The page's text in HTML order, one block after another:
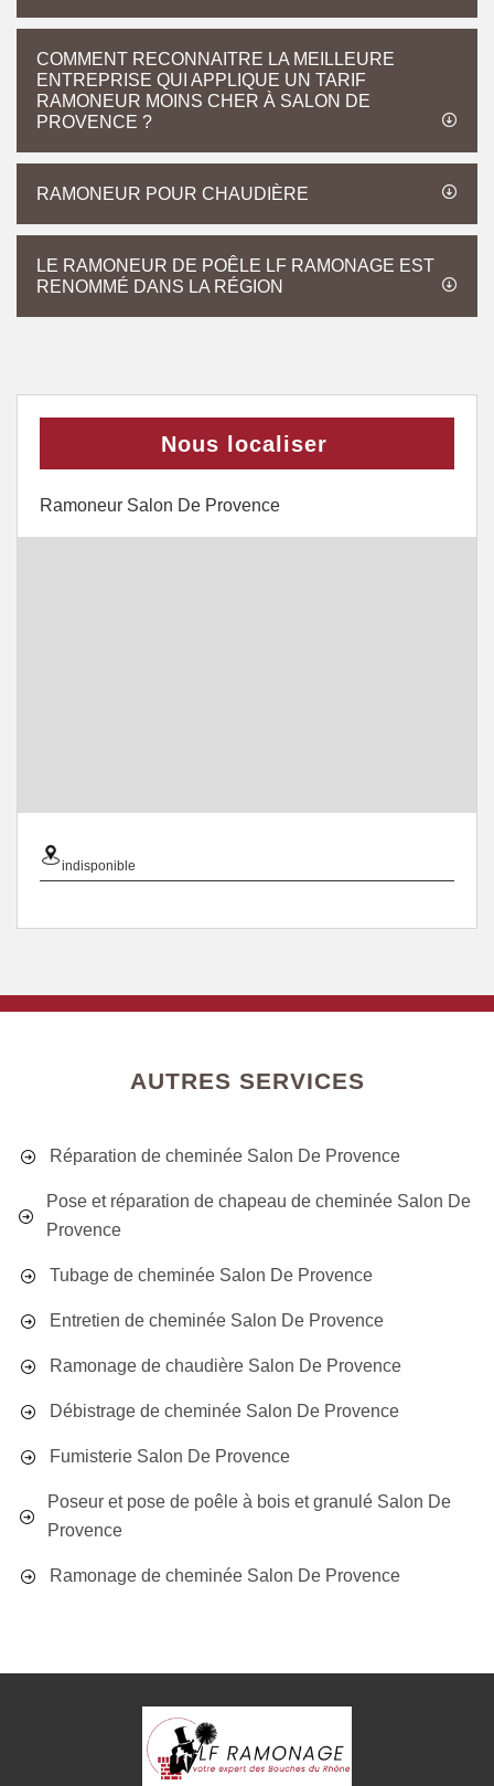
COMMENT RECONNAITRE LA MEILLEURE
ENTREPRISE QUI APPLIQUE UN TARIF
RAMONEUR MOINS CHER À SALON DE
PROVENCE ?
RAMONEUR POUR CHAUDIÈRE
LE RAMONEUR DE POÊLE LF RAMONAGE EST
RENOMMÉ DANS LA RÉGION
Nous localiser
Ramoneur Salon De Provence
indisponible
AUTRES SERVICES
Réparation de cheminée Salon De Provence
Pose et réparation de chapeau de cheminée Salon De
Provence
Tubage de cheminée Salon De Provence
Entretien de cheminée Salon De Provence
Ramonage de chaudière Salon De Provence
Débistrage de cheminée Salon De Provence
Fumisterie Salon De Provence
Poseur et pose de poêle à bois et granulé Salon De
Provence
Ramonage de cheminée Salon De Provence